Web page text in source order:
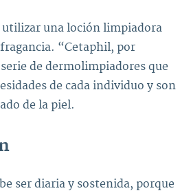
utilizar una loción limpiadora
“Cetaphil, por
de dermolimpiadores que
de cada individuo y son
de la piel.
ser diaria y sostenida, porque